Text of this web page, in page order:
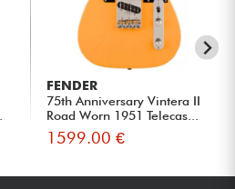
FENDER
75th Anniversary Vintera II
Road Worn 1951 Telecas...
1599.00 €